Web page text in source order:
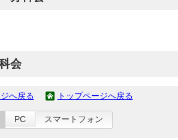
会
へ戻る トップページへ戻る
PC スマートフォン